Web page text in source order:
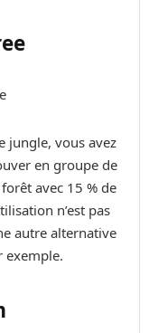
jungle, vous avez
en groupe de
avec 15 % de
n’est pas
autre alternative
exemple.